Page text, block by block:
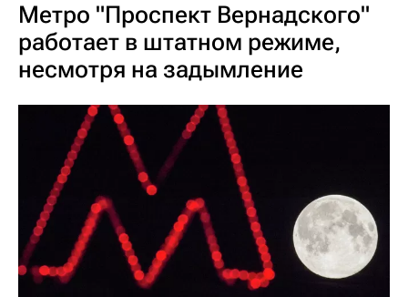
Метро "Проспект Вернадского"
работает в штатном режиме,
несмотря на задымление